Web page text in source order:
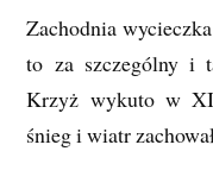
Zachodnia
to za szczególny i
Krzyż wykuto w
śnieg i wiatr